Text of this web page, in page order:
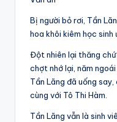
Bị người bỏ rơi, Tần
hoa khôi kiêm học sinh
Đột nhiên lại thăng
chợt nhớ lại, năm
Tần Lãng đã uống
cùng với Tô Thi Hàm.
Tần Lãng vẫn là sinh